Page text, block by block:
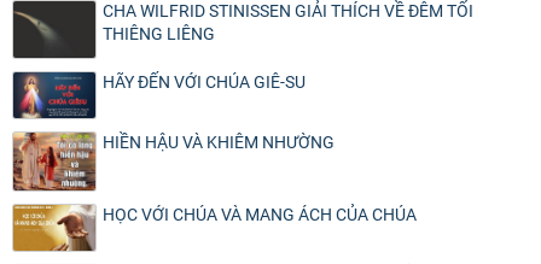
CHA WILFRID STINISSEN GIẢI THÍCH VỀ ĐÊM TỐI
THIÊNG LIÊNG
HÃY ĐẾN VỚI CHÚA GIÊ-SU
HIỀN HẬU VÀ KHIÊM NHƯỜNG
HỌC VỚI CHÚA VÀ MANG ÁCH CỦA CHÚA